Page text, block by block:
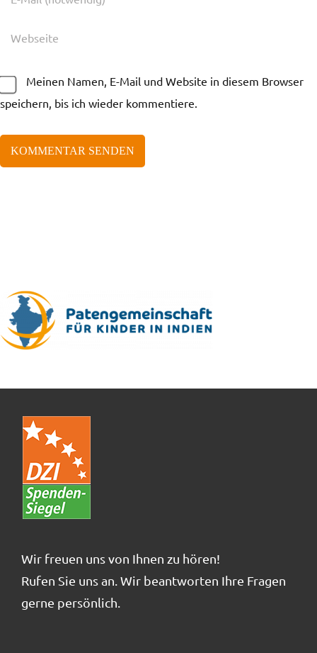
Meinen Namen, E-Mail und Website in diesem Browser
speichern, bis ich wieder kommentiere.
Wir freuen uns von Ihnen zu hören!
Rufen Sie uns an. Wir beantworten Ihre Fragen
gerne persönlich.